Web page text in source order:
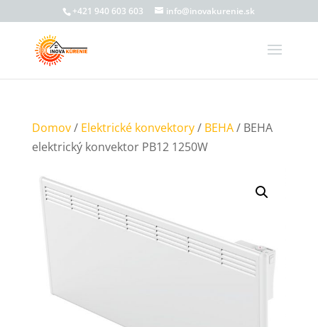
+421 940 603 603 info@inovakurenie.sk
Domov/ Elektrické konvektory/ BEHA/ BEHA
elektrický konvektor PB12 1250W